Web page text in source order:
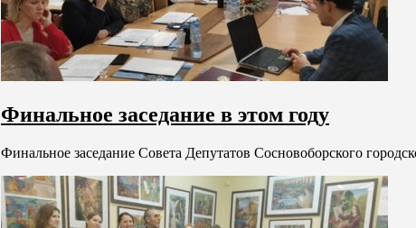
Финальное заседание в этом году
Финальное заседание Совета Депутатов Сосновоборского